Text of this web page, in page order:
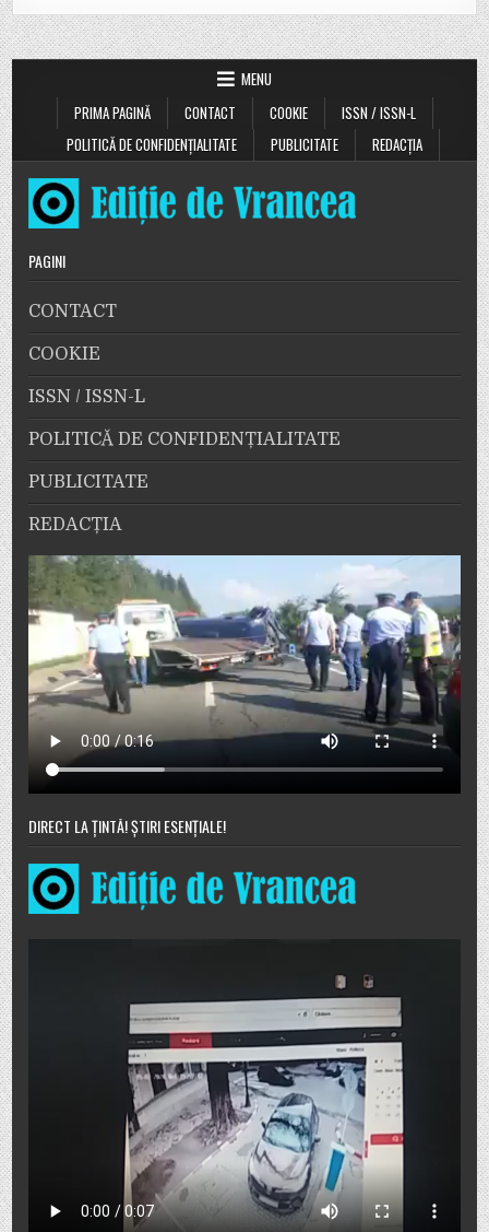
MENU
PRIMA PAGINĂ
CONTACT COOKIE
ISSN / ISSN-L
POLITICĂ DE CONFIDENȚIALITATE
PUBLICITATE REDACȚIA
PAGINI
CONTACT
COOKIE
ISSN / ISSN-L
POLITICĂ DE CONFIDENȚIALITATE
PUBLICITATE
REDACȚIA
DIRECT LA ȚINTĂ! ȘTIRI ESENȚIALE!